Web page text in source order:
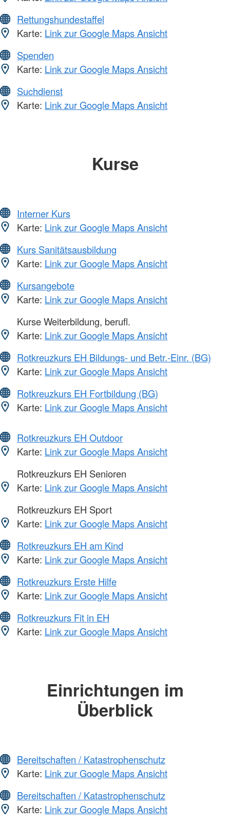
Rettungshundestaffel
Karte: Link zur Google Maps Ansicht
Spenden
Karte: Link zur Google Maps Ansicht
Suchdienst
Karte: Link zur Google Maps Ansicht
Kurse
Interner Kurs
Karte: Link zur Google Maps Ansicht
Kurs Sanitätsausbildung
Karte: Link zur Google Maps Ansicht
Kursangebote
Karte: Link zur Google Maps Ansicht
Kurse Weiterbildung, berufl.
Karte: Link zur Google Maps Ansicht
Rotkreuzkurs EH Bildungs- und Betr.-Einr. (BG)
Karte: Link zur Google Maps Ansicht
Rotkreuzkurs EH Fortbildung (BG)
Karte: Link zur Google Maps Ansicht
Rotkreuzkurs EH Outdoor
Karte: Link zur Google Maps Ansicht
Rotkreuzkurs EH Senioren
Karte: Link zur Google Maps Ansicht
Rotkreuzkurs EH Sport
Karte: Link zur Google Maps Ansicht
Rotkreuzkurs EH am Kind
Karte: Link zur Google Maps Ansicht
Rotkreuzkurs Erste Hilfe
Karte: Link zur Google Maps Ansicht
Rotkreuzkurs Fit in EH
Karte: Link zur Google Maps Ansicht
Einrichtungen im
Überblick
Bereitschaften / Katastrophenschutz
Karte: Link zur Google Maps Ansicht
Bereitschaften / Katastrophenschutz
Karte: Link zur Google Maps Ansicht